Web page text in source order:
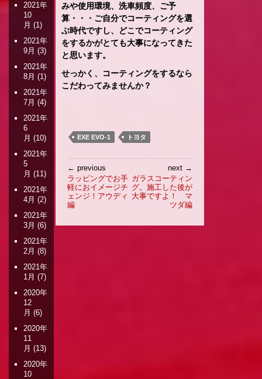
みや使用環境、洗車頻度、ご予
算・・・ご自分でコーティングを選
ぶ時代ですし、どこでコーティング
をするかがとても大事になってきた
と思います。
せっかく、コーティングをするなら
こだわってみませんか？
EXE EVO-1 トヨタ
稿
ナ
ビ
ー
← previous
ラッピングでお手
軽におイメージチ
ェンジ！アウディ
編
next →
ガラスコーティン
グ。施工した後が
大事ですよ！ マ
ツダ編
2021年
10
月 (1)
2021年
9月 (3)
2021年
8月 (1)
2021年
7月 (4)
2021年
6
月 (10)
2021年
5
月 (11)
2021年
4月 (2)
2021年
3月 (6)
2021年
2月 (8)
2021年
1月 (7)
2020年
12
月 (6)
2020年
11
月 (13)
2020年
10